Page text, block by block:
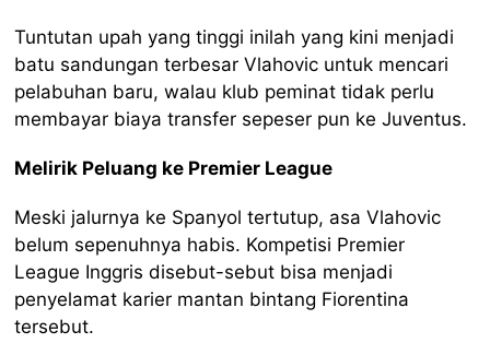
Tuntutan upah yang tinggi inilah yang kini menjadi
batu sandungan terbesar Vlahovic untuk mencari
pelabuhan baru, walau klub peminat tidak perlu
membayar biaya transfer sepeser pun ke Juventus.
Melirik Peluang ke Premier League
Meski jalurnya ke Spanyol tertutup, asa Vlahovic
belum sepenuhnya habis. Kompetisi Premier
League Inggris disebut-sebut bisa menjadi
penyelamat karier mantan bintang Fiorentina
tersebut.